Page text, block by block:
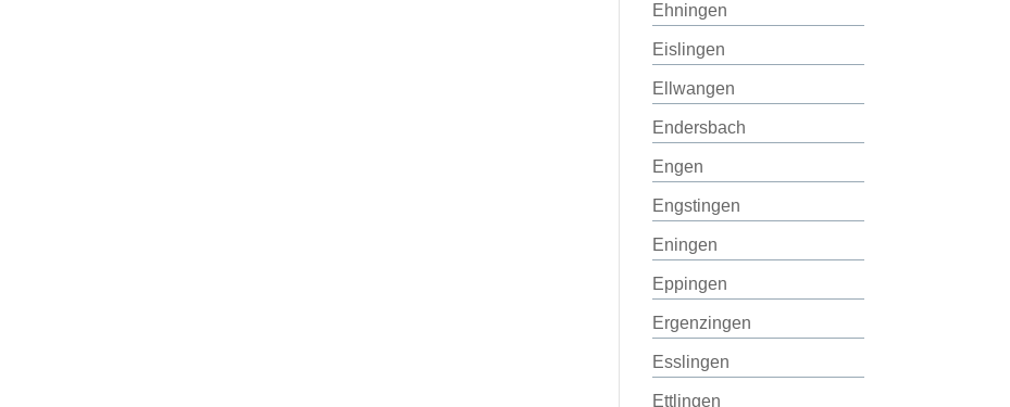
Ehningen
Eislingen
Ellwangen
Endersbach
Engen
Engstingen
Eningen
Eppingen
Ergenzingen
Esslingen
Ettlingen